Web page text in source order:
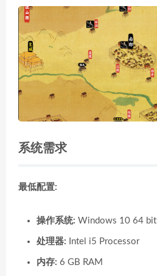
系统需求
最低配置:
操作系统: Windows 10 64 bit
处理器: Intel i5 Processor
内存: 6 GB RAM